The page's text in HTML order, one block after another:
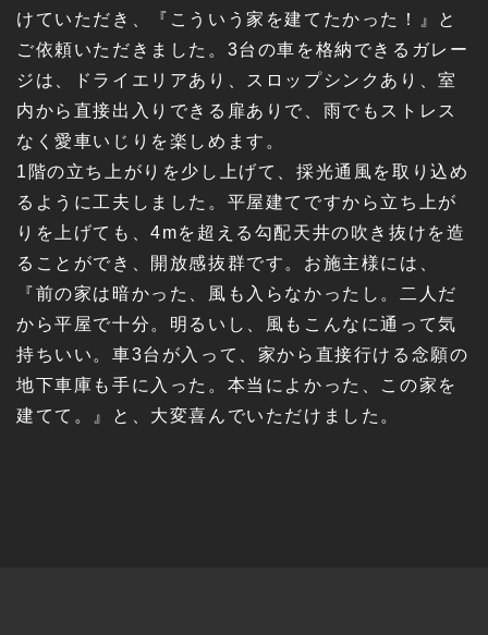
けていただき、『こういう家を建てたかった！』と
ご依頼いただきました。3台の車を格納できるガレー
ジは、ドライエリアあり、スロップシンクあり、室
内から直接出入りできる扉ありで、雨でもストレス
なく愛車いじりを楽しめます。
1階の立ち上がりを少し上げて、採光通風を取り込め
るように工夫しました。平屋建てですから立ち上が
りを上げても、4mを超える勾配天井の吹き抜けを造
ることができ、開放感抜群です。お施主様には、
『前の家は暗かった、風も入らなかったし。二人だ
から平屋で十分。明るいし、風もこんなに通って気
持ちいい。車3台が入って、家から直接行ける念願の
地下車庫も手に入った。本当によかった、この家を
建てて。』と、大変喜んでいただけました。